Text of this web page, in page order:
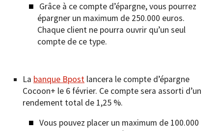
Grâce à ce compte d’épargne, vous pourrez
épargner un maximum de 250.000 euros.
Chaque client ne pourra ouvrir qu’un seul
compte de ce type.
La banque Bpost lancera le compte d’épargne
Cocoon+ le 6 février. Ce compte sera assorti d’un
rendement total de 1,25 %.
Vous pouvez placer un maximum de 100.000